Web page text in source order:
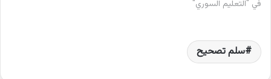
في "التعليم السوري"
سلم تصحيح